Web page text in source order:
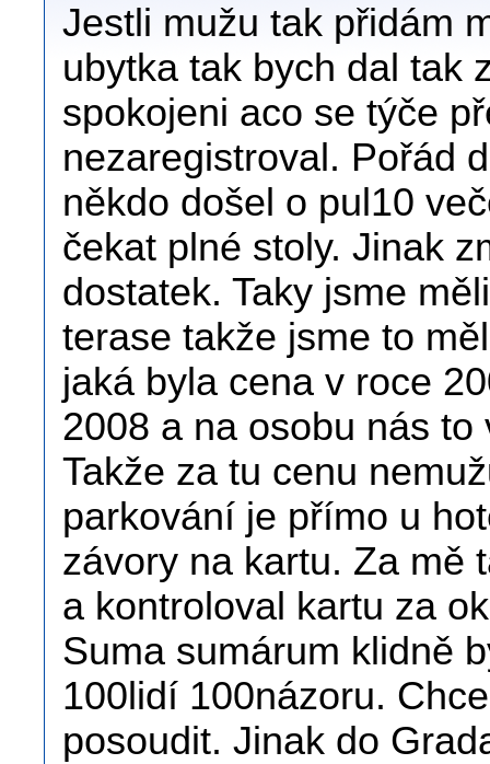
Jestli mužu tak přidám
ubytka tak bych dal tak
spokojeni aco se týče
nezaregistroval. Pořád
někdo došel o pul10
čekat plné stoly. Jinak
dostatek. Taky jsme
terase takže jsme to
jaká byla cena v roce
2008 a na osobu nás
Takže za tu cenu
parkování je přímo u
závory na kartu. Za mě
a kontroloval kartu za
Suma sumárum klidně
100lidí 100názoru.
posoudit. Jinak do